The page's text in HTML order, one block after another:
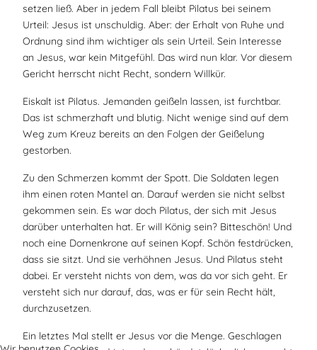
setzen ließ. Aber in jedem Fall bleibt Pilatus bei seinem
Urteil: Jesus ist unschuldig. Aber: der Erhalt von Ruhe und
Ordnung sind ihm wichtiger als sein Urteil. Sein Interesse
an Jesus, war kein Mitgefühl. Das wird nun klar. Vor diesem
Gericht herrscht nicht Recht, sondern Willkür.
Eiskalt ist Pilatus. Jemanden geißeln lassen, ist furchtbar.
Das ist schmerzhaft und blutig. Nicht wenige sind auf dem
Weg zum Kreuz bereits an den Folgen der Geißelung
gestorben.
Zu den Schmerzen kommt der Spott. Die Soldaten legen
ihm einen roten Mantel an. Darauf werden sie nicht selbst
gekommen sein. Es war doch Pilatus, der sich mit Jesus
darüber unterhalten hat. Er will König sein? Bitteschön! Und
noch eine Dornenkrone auf seinen Kopf. Schön festdrücken,
dass sie sitzt. Und sie verhöhnen Jesus. Und Pilatus steht
dabei. Er versteht nichts von dem, was da vor sich geht. Er
versteht sich nur darauf, das, was er für sein Recht hält,
durchzusetzen.
Ein letztes Mal stellt er Jesus vor die Menge. Geschlagen